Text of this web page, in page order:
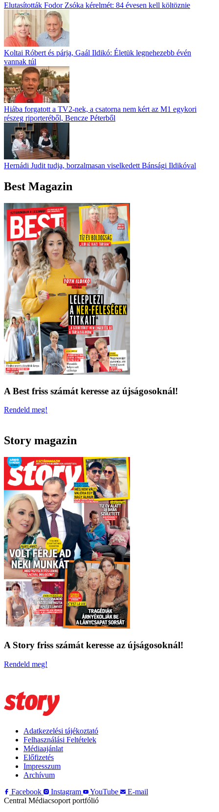
Elutasították Fodor Zsóka kérelmét: 84 évesen kell költöznie
Koltai Róbert és párja, Gaál Ildikó: Életük legnehezebb évén
vannak túl
Hiába forgatott a TV2-nek, a csatorna nem kért az M1 egykori
részeg riporteréből, Bencze Péterből
Hernádi Judit tudja, borzalmasan viselkedett Bánsági Ildikóval
Best Magazin
A Best friss számát keresse az újságosoknál!
Rendeld meg!
Story magazin
A Story friss számát keresse az újságosoknál!
Rendeld meg!
Adatkezelési tájékoztató
Felhasználási Feltételek
Médiaajánlat
Előfizetés
Impresszum
Archívum
Facebook
Instagram YouTube
E-mail
Central Médiacsoport portfólió